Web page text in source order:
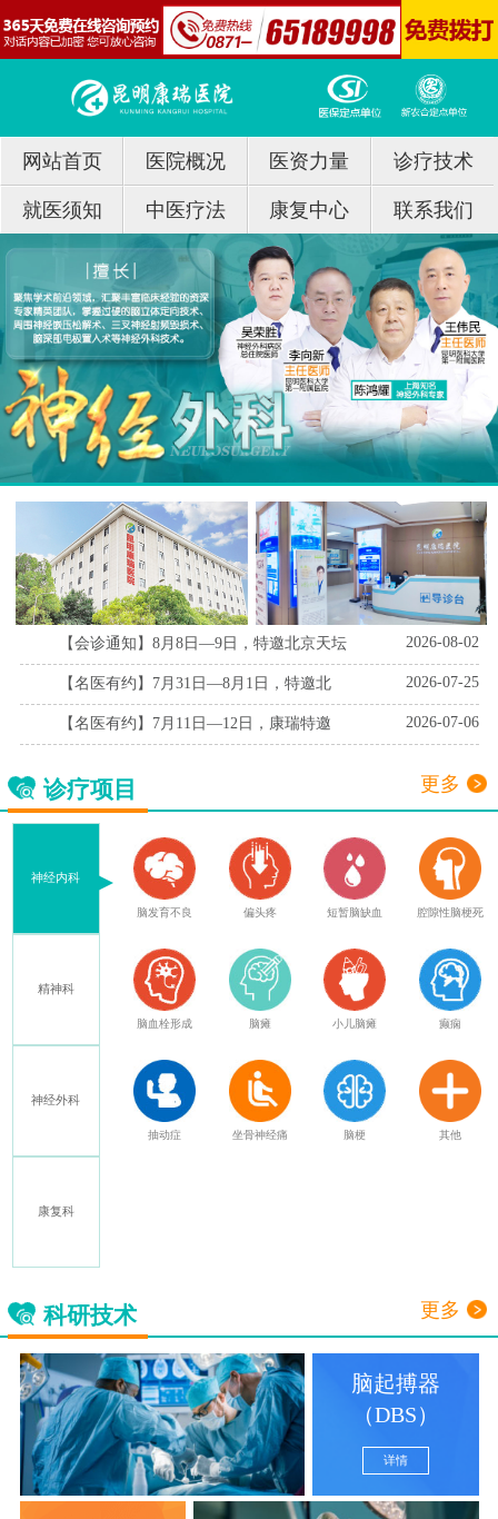
网站首页 医院概况 医资力量 诊疗技术
就医须知 中医疗法 康复中心 联系我们
【会诊通知】8月8日—9日，特邀北京天坛 2026-08-02
【名医有约】7月31日—8月1日，特邀北 2026-07-25
【名医有约】7月11日—12日，康瑞特邀 2026-07-06
诊疗项目 更多
神经内科
精神科
神经外科
康复科
脑发育不良 偏头疼 短暂脑缺血 腔隙性脑梗死
脑血栓形成 脑瘫 小儿脑瘫 癫痫
抽动症 坐骨神经痛 脑梗 其他
科研技术 更多
脑起搏器
（DBS）
详情